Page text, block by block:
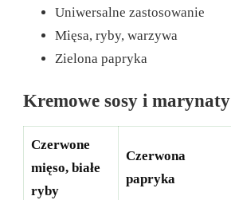
Uniwersalne zastosowanie
Mięsa, ryby, warzywa
Zielona papryka
Kremowe sosy i marynaty
Czerwone
mięso, białe
ryby
Czerwona
papryka